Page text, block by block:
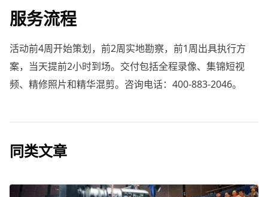
服务流程
活动前4周开始策划，前2周实地勘察，前1周出具执行方
案，当天提前2小时到场。交付包括全程录像、集锦短视
频、精修照片和精华混剪。咨询电话：400-883-2046。
同类文章